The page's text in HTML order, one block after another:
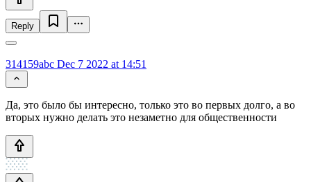
Reply
314159abc Dec 7 2022 at 14:51
Да, это было бы интересно, только это во первых долго, а во
вторых нужно делать это незаметно для общественности